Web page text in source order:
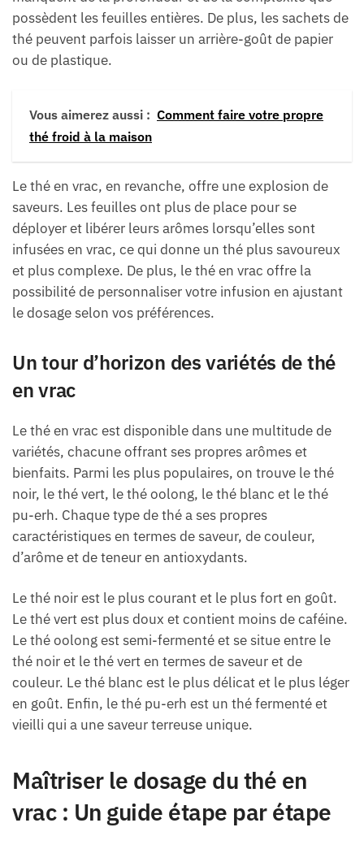
possèdent les feuilles entières. De plus, les sachets de
thé peuvent parfois laisser un arrière-goût de papier
ou de plastique.
Vous aimerez aussi : Comment faire votre propre
thé froid à la maison
Le thé en vrac, en revanche, offre une explosion de
saveurs. Les feuilles ont plus de place pour se
déployer et libérer leurs arômes lorsqu’elles sont
infusées en vrac, ce qui donne un thé plus savoureux
et plus complexe. De plus, le thé en vrac offre la
possibilité de personnaliser votre infusion en ajustant
le dosage selon vos préférences.
Un tour d’horizon des variétés de thé
en vrac
Le thé en vrac est disponible dans une multitude de
variétés, chacune offrant ses propres arômes et
bienfaits. Parmi les plus populaires, on trouve le thé
noir, le thé vert, le thé oolong, le thé blanc et le thé
pu-erh. Chaque type de thé a ses propres
caractéristiques en termes de saveur, de couleur,
d’arôme et de teneur en antioxydants.
Le thé noir est le plus courant et le plus fort en goût.
Le thé vert est plus doux et contient moins de caféine.
Le thé oolong est semi-fermenté et se situe entre le
thé noir et le thé vert en termes de saveur et de
couleur. Le thé blanc est le plus délicat et le plus léger
en goût. Enfin, le thé pu-erh est un thé fermenté et
vieilli qui a une saveur terreuse unique.
Maîtriser le dosage du thé en
vrac : Un guide étape par étape